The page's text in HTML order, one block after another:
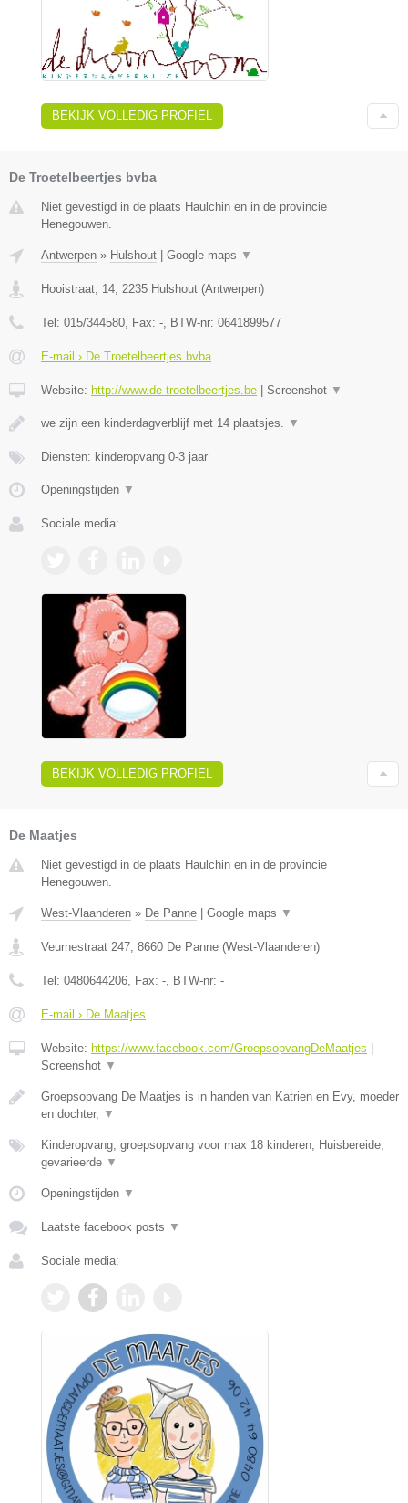
BEKIJK VOLLEDIG PROFIEL
De Troetelbeertjes bvba
Niet gevestigd in de plaats Haulchin en in de provincie
Henegouwen.
Antwerpen » Hulshout Google maps ▼
Hooistraat, 14 2235 Hulshout (Antwerpen)
Tel: 015/344580 , Fax: - , BTW-nr: 0641899577
E-mail › De Troetelbeertjes bvba
Website: http://www.de-troetelbeertjes.be Screenshot ▼
we zijn een kinderdagverblijf met 14 plaatsjes. ▼
Diensten: kinderopvang 0-3 jaar
Openingstijden ▼
Sociale media:
BEKIJK VOLLEDIG PROFIEL
De Maatjes
Niet gevestigd in de plaats Haulchin en in de provincie
Henegouwen.
West-Vlaanderen » De Panne Google maps ▼
Veurnestraat 247 8660 De Panne (West-Vlaanderen)
Tel: 0480644206 , Fax: - , BTW-nr: -
E-mail › De Maatjes
Website: https://www.facebook.com/GroepsopvangDeMaatjes
Screenshot ▼
Groepsopvang De Maatjes is in handen van Katrien en Evy, moeder
en dochter,
▼
Kinderopvang, groepsopvang voor max 18 kinderen, Huisbereide,
gevarieerde ▼
Openingstijden ▼
Laatste facebook posts ▼
Sociale media: